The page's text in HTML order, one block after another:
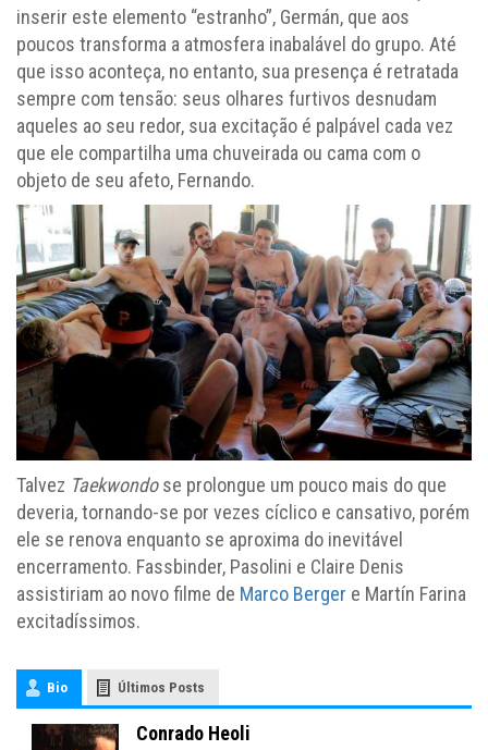
inserir este elemento “estranho”, Germán, que aos
poucos transforma a atmosfera inabalável do grupo. Até
que isso aconteça, no entanto, sua presença é retratada
sempre com tensão: seus olhares furtivos desnudam
aqueles ao seu redor, sua excitação é palpável cada vez
que ele compartilha uma chuveirada ou cama com o
objeto de seu afeto, Fernando.
Talvez Taekwondose prolongue um pouco mais do que
deveria, tornando-se por vezes cíclico e cansativo, porém
ele se renova enquanto se aproxima do inevitável
encerramento. Fassbinder, Pasolini e Claire Denis
assistiriam ao novo filme de Marco Berger e Martín Farina
excitadíssimos.
Bio Últimos Posts
Conrado Heoli